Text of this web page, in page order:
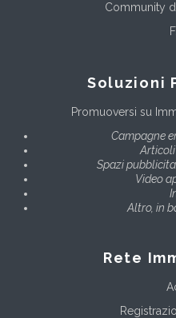
Community
Soluzioni
Promuoversi su
Campagne
Spazi
Video
Altro, in
Rete